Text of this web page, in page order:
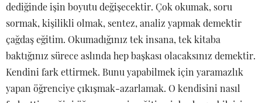
dediğinde işin boyutu değişecektir. Çok okumak, soru
sormak, kişilikli olmak, sentez, analiz yapmak demektir
çağdaş eğitim. Okumadığınız tek insana, tek kitaba
baktığınız sürece aslında hep başkası olacaksınız demektir.
Kendini fark ettirmek. Bunu yapabilmek için yaramazlık
yapan öğrenciye çıkışmak-azarlamak. O kendisini nasıl